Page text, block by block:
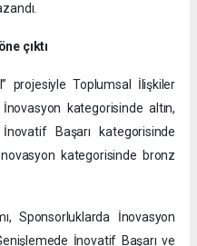
çıktı
projesiyle Toplumsal İlişkiler
kategorisinde altın,
Başarı kategorisinde
kategorisinde bronz
Sponsorluklarda İnovasyon
İnovatif Başarı ve